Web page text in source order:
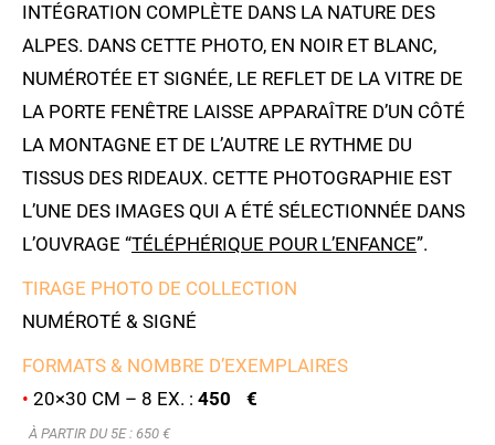
INTÉGRATION COMPLÈTE DANS LA NATURE DES
ALPES. DANS CETTE PHOTO, EN NOIR ET BLANC,
NUMÉROTÉE ET SIGNÉE, LE REFLET DE LA VITRE DE
LA PORTE FENÊTRE LAISSE APPARAÎTRE D’UN CÔTÉ
LA MONTAGNE ET DE L’AUTRE LE RYTHME DU
TISSUS DES RIDEAUX. CETTE PHOTOGRAPHIE EST
L’UNE DES IMAGES QUI A ÉTÉ SÉLECTIONNÉE DANS
L’OUVRAGE “TÉLÉPHÉRIQUE POUR L’ENFANCE”.
TIRAGE PHOTO DE COLLECTION
NUMÉROTÉ & SIGNÉ
FORMATS & NOMBRE D’EXEMPLAIRES
• 20×30 CM – 8 EX. : 450 €
À PARTIR DU 5E : 650 €